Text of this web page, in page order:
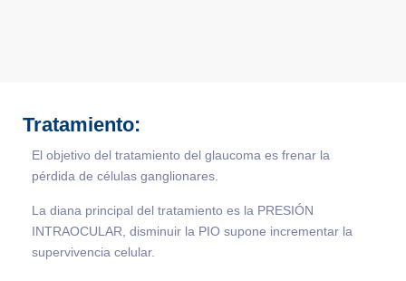
Tratamiento:
El objetivo del tratamiento del glaucoma es frenar la
pérdida de células ganglionares.
La diana principal del tratamiento es la PRESIÓN
INTRAOCULAR, disminuir la PIO supone incrementar la
supervivencia celular.